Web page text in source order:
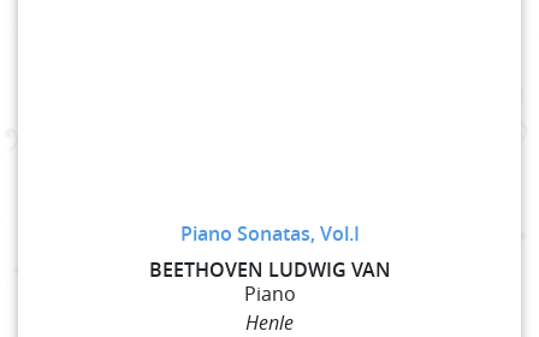
Piano Sonatas, Vol.I
BEETHOVEN LUDWIG VAN
Piano
Henle